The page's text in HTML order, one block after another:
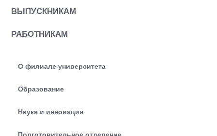
ВЫПУСКНИКАМ
РАБОТНИКАМ
О филиале университета
Образование
Наука и инновации
Подготовительное отделение